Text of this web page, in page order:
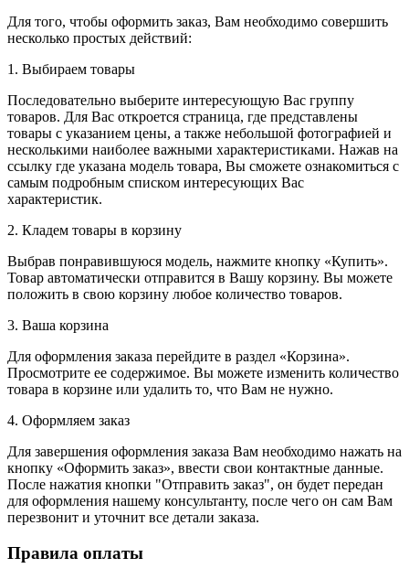
Для того, чтобы оформить заказ, Вам необходимо совершить
несколько простых действий:
1. Выбираем товары
Последовательно выберите интересующую Вас группу
товаров. Для Вас откроется страница, где представлены
товары с указанием цены, а также небольшой фотографией и
несколькими наиболее важными характеристиками. Нажав на
ссылку где указана модель товара, Вы сможете ознакомиться с
самым подробным списком интересующих Вас
характеристик.
2. Кладем товары в корзину
Выбрав понравившуюся модель, нажмите кнопку «Купить».
Товар автоматически отправится в Вашу корзину. Вы можете
положить в свою корзину любое количество товаров.
3. Ваша корзина
Для оформления заказа перейдите в раздел «Корзина».
Просмотрите ее содержимое. Вы можете изменить количество
товара в корзине или удалить то, что Вам не нужно.
4. Оформляем заказ
Для завершения оформления заказа Вам необходимо нажать на
кнопку «Оформить заказ», ввести свои контактные данные.
После нажатия кнопки "Отправить заказ", он будет передан
для оформления нашему консультанту, после чего он сам Вам
перезвонит и уточнит все детали заказа.
Правила оплаты